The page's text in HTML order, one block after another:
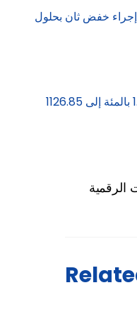
إجراء خفض ثان بحلول
وبالنسبة للمعادن النفيسة الأخرى، زادت الفضة في المعاملات الفورية 0.3 بالمئة إلى 38.08 دولار للأوقية. وارتفع البلاتين 0.8 بالمئة إلى 1346.61 دولار للأوقية. وصعد البلاديوم 1.3 بالمئة إلى 1126.85
الرقمية